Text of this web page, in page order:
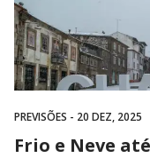
PREVISÕES - 20 DEZ, 2025
Frio e Neve